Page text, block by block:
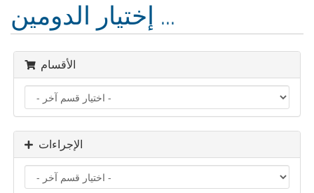
إختيار الدومين ...
الأقسام
الإجراءات